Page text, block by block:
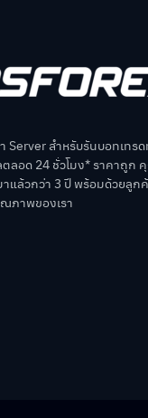
า Server สำหรับรันบอทเทร
ลอด 24 ชั่วโมง* ราคาถูก
าแล้วกว่า 3 ปี พร้อมด้วยลูก
ภาพของเรา